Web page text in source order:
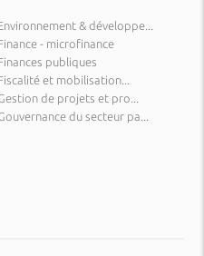
& développe...
- microfinance
publiques
et mobilisation...
de projets et pro...
du secteur pa...